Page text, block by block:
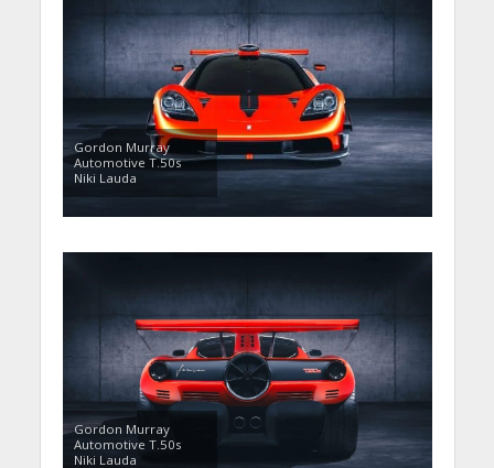
Gordon Murray
Automotive T.50s
Niki Lauda
Gordon Murray
Automotive T.50s
Niki Lauda